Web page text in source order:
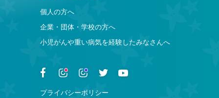
個人の方へ
企業・団体・学校の方へ
小児がんや重い病気を経験したみなさんへ
プライバシーポリシー